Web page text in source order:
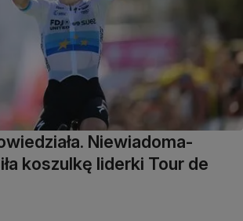
Niewiadoma-
koszulkę liderki Tour de